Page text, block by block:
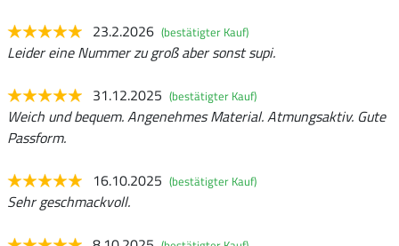
23.2.2026 (bestätigter Kauf)
Leider eine Nummer zu groß aber sonst supi.
31.12.2025 (bestätigter Kauf)
Weich und bequem. Angenehmes Material. Atmungsaktiv. Gute
Passform.
16.10.2025 (bestätigter Kauf)
Sehr geschmackvoll.